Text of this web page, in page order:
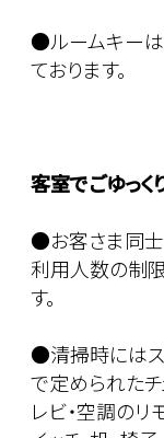
●ルームキーは
ております。
客室でごゆっく
●お客さま同士
利用人数の制
す。
●清掃時にはス
で定められたチ
レビ・空調のリ